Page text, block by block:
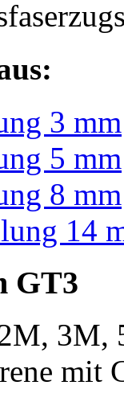
3 mm
5 mm
8 mm
14
GT3
3M,
mit